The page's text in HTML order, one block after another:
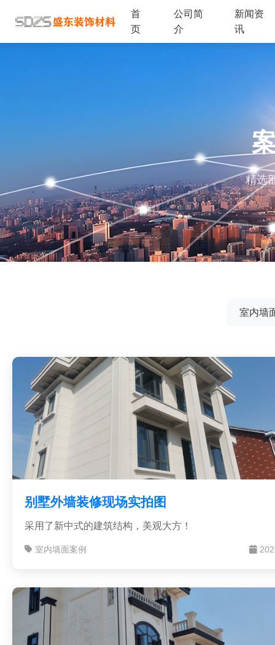
首
页
公司简
介
新闻资
讯
精选
室内墙
别墅外墙装修现场实拍图
采用了新中式的建筑结构，美观大方！
室内墙面案例